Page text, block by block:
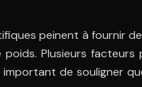
peinent à fournir
Plusieurs
de souligner